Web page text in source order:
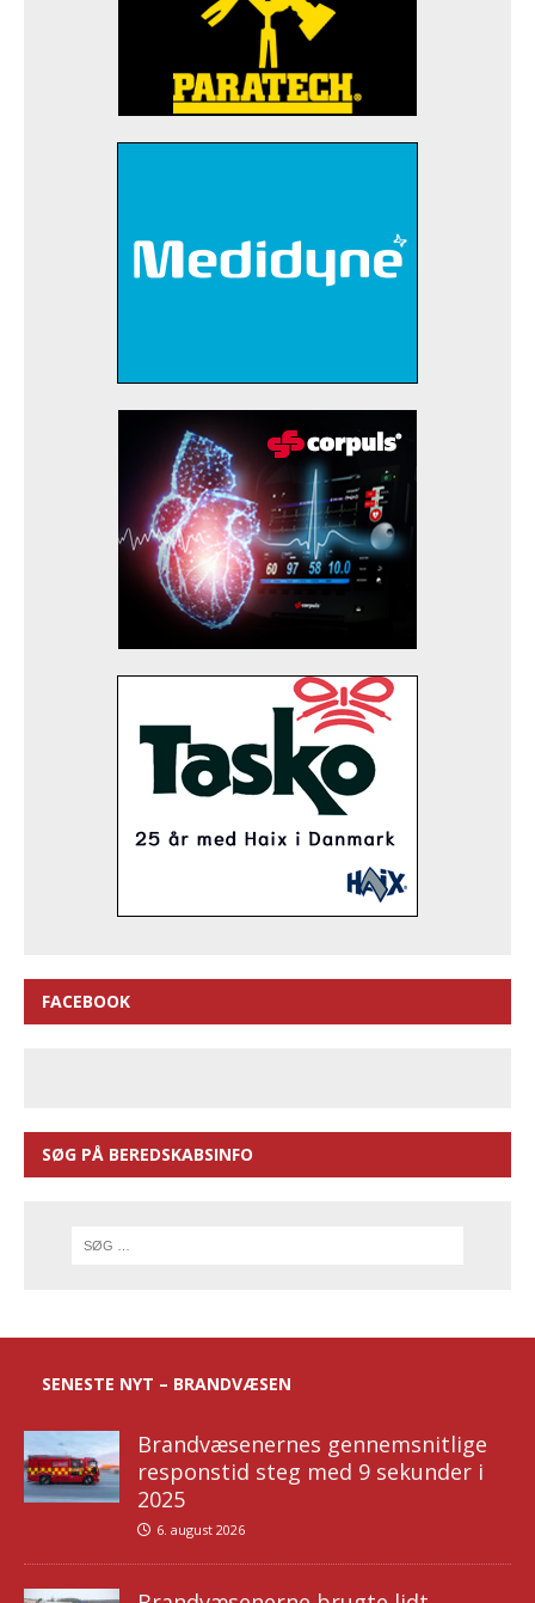
FACEBOOK
SØG PÅ BEREDSKABSINFO
SENESTE NYT – BRANDVÆSEN
Brandvæsenernes gennemsnitlige
responstid steg med 9 sekunder i
2025
6. august 2026